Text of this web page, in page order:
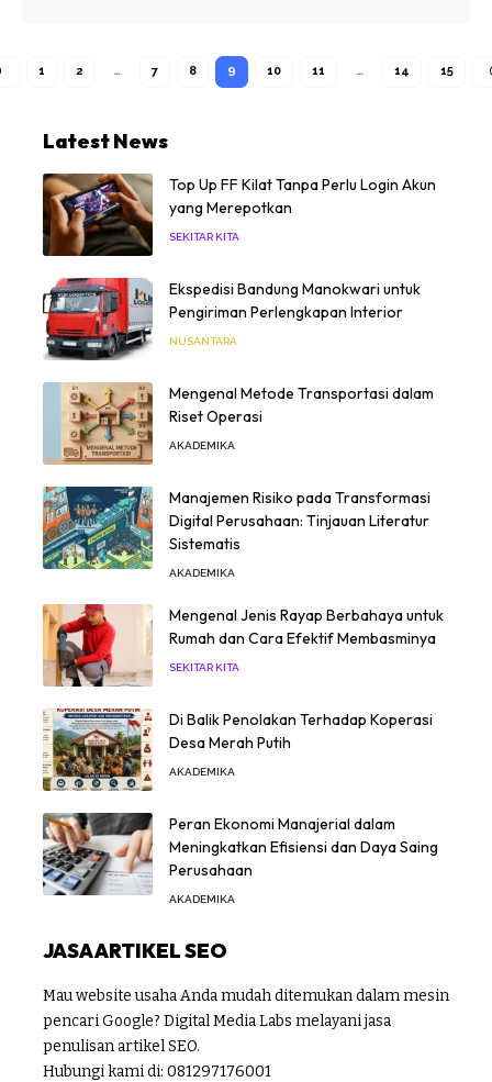
1 2 … 7 8 9 10 11 … 14 15
Latest News
Top Up FF Kilat Tanpa Perlu Login Akun
yang Merepotkan
SEKITAR KITA
Ekspedisi Bandung Manokwari untuk
Pengiriman Perlengkapan Interior
NUSANTARA
Mengenal Metode Transportasi dalam
Riset Operasi
AKADEMIKA
Manajemen Risiko pada Transformasi
Digital Perusahaan: Tinjauan Literatur
Sistematis
AKADEMIKA
Mengenal Jenis Rayap Berbahaya untuk
Rumah dan Cara Efektif Membasminya
SEKITAR KITA
Di Balik Penolakan Terhadap Koperasi
Desa Merah Putih
AKADEMIKA
Peran Ekonomi Manajerial dalam
Meningkatkan Efisiensi dan Daya Saing
Perusahaan
AKADEMIKA
JASA ARTIKEL SEO
Mau website usaha Anda mudah ditemukan dalam mesin
pencari Google? Digital Media Labs melayani jasa
penulisan artikel SEO.
Hubungi kami di: 081297176001